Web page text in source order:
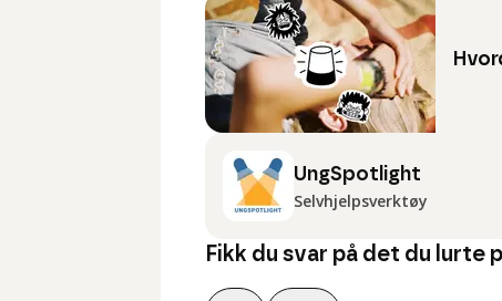
UngSpotlight
Selvhjelpsverktøy
Fikk du svar på det du lurte